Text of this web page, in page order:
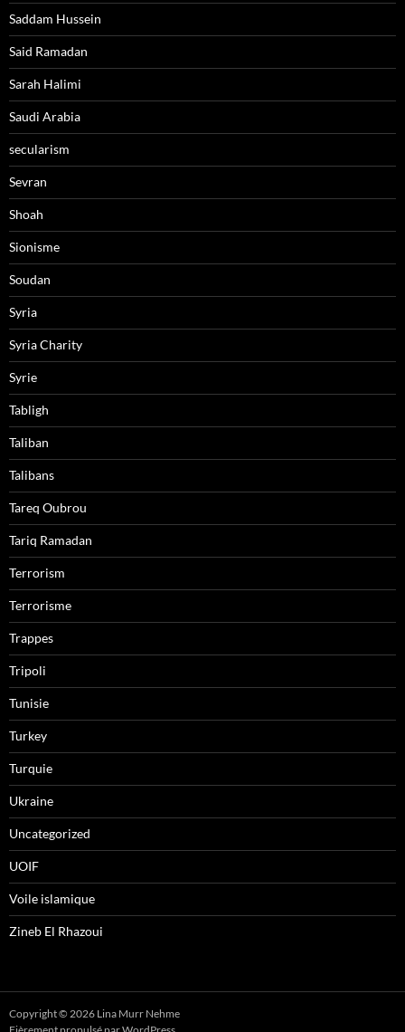
Saddam Hussein
Said Ramadan
Sarah Halimi
Saudi Arabia
secularism
Sevran
Shoah
Sionisme
Soudan
Syria
Syria Charity
Syrie
Tabligh
Taliban
Talibans
Tareq Oubrou
Tariq Ramadan
Terrorism
Terrorisme
Trappes
Tripoli
Tunisie
Turkey
Turquie
Ukraine
Uncategorized
UOIF
Voile islamique
Zineb El Rhazoui
Copyright © 2026 Lina Murr Nehme